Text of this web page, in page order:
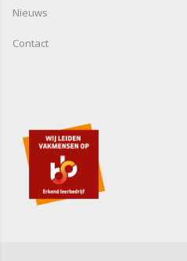
Nieuws
Contact